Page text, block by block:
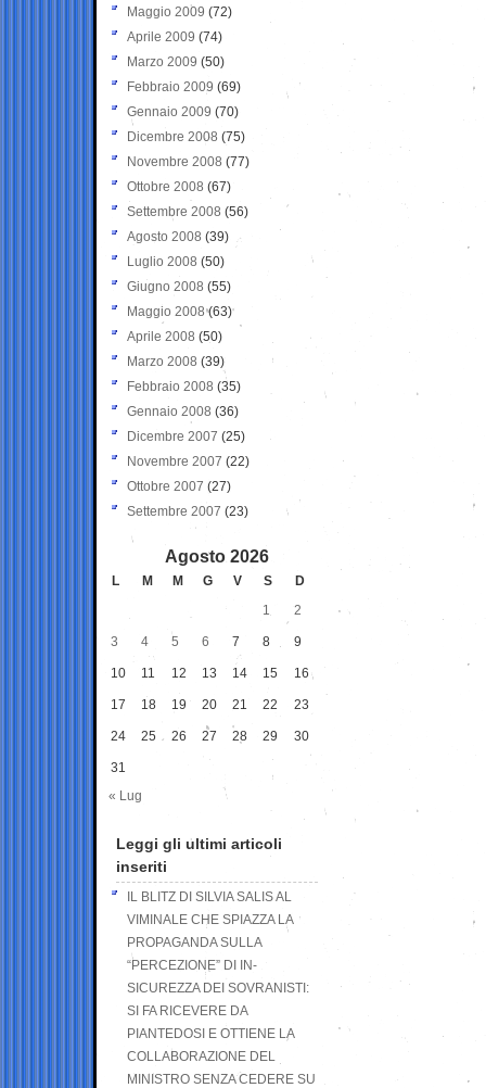
Maggio 2009 (72)
Aprile 2009 (74)
Marzo 2009 (50)
Febbraio 2009 (69)
Gennaio 2009 (70)
Dicembre 2008 (75)
Novembre 2008 (77)
Ottobre 2008 (67)
Settembre 2008 (56)
Agosto 2008 (39)
Luglio 2008 (50)
Giugno 2008 (55)
Maggio 2008(63)
Aprile 2008 (50)
Marzo 2008 (39)
Febbraio 2008 (35)
Gennaio 2008 (36)
Dicembre 2007 (25)
Novembre 2007 (22)
Ottobre 2007 (27)
Settembre 2007 (23)
Agosto 2026
L M M G V S
D
1
2
3 4 5 6 7 8 9
10 11 12 13 14 15 16
17 18 19 20 21 22 23
24 25 26 27 28 29 30
31
« Lug
Leggi gli ultimi articoli
inseriti
IL BLITZ DI SILVIA SALIS AL
VIMINALE CHE SPIAZZA LA
PROPAGANDA SULLA
“PERCEZIONE” DI IN-
SICUREZZA DEI SOVRANISTI:
SI FA RICEVERE DA
PIANTEDOSI E OTTIENE LA
COLLABORAZIONE DEL
MINISTRO SENZA CEDERE SU